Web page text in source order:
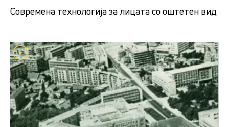
Современа технологија за лицата со оштетен вид